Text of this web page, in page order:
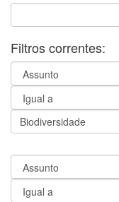
Filtros correntes: